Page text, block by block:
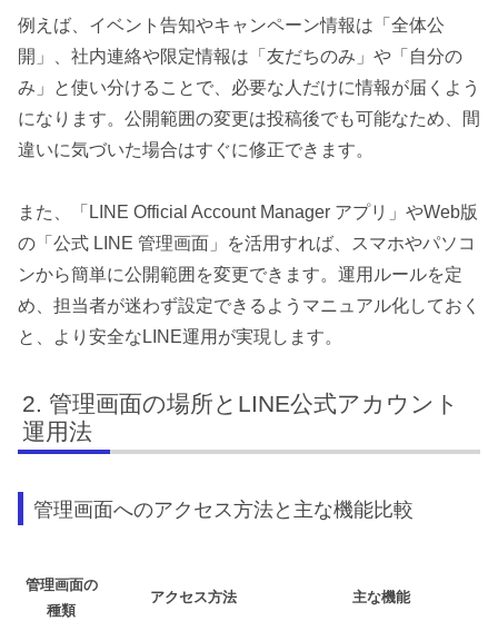
例えば、イベント告知やキャンペーン情報は「全体公
開」、社内連絡や限定情報は「友だちのみ」や「自分の
み」と使い分けることで、必要な人だけに情報が届くよう
になります。公開範囲の変更は投稿後でも可能なため、間
違いに気づいた場合はすぐに修正できます。
また、「LINE Official Account Manager アプリ」やWeb版
の「公式 LINE 管理画面」を活用すれば、スマホやパソコ
ンから簡単に公開範囲を変更できます。運用ルールを定
め、担当者が迷わず設定できるようマニュアル化しておく
と、より安全なLINE運用が実現します。
管理画面の場所とLINE公式アカウント
運用法
管理画面へのアクセス方法と主な機能比較
管理画面の
種類
アクセス方法 主な機能